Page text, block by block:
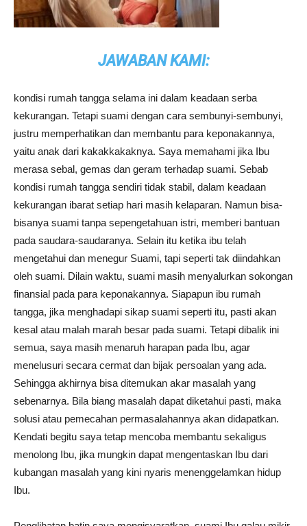
JAWABAN KAMI:
kondisi rumah tangga selama ini dalam keadaan serba
kekurangan. Tetapi suami dengan cara sembunyi-sembunyi,
justru memperhatikan dan membantu para keponakannya,
yaitu anak dari kakakkakaknya. Saya memahami jika Ibu
merasa sebal, gemas dan geram terhadap suami. Sebab
kondisi rumah tangga sendiri tidak stabil, dalam keadaan
kekurangan ibarat setiap hari masih kelaparan. Namun bisa-
bisanya suami tanpa sepengetahuan istri, memberi bantuan
pada saudara-saudaranya. Selain itu ketika ibu telah
mengetahui dan menegur Suami, tapi seperti tak diindahkan
oleh suami. Dilain waktu, suami masih menyalurkan sokongan
finansial pada para keponakannya. Siapapun ibu rumah
tangga, jika menghadapi sikap suami seperti itu, pasti akan
kesal atau malah marah besar pada suami. Tetapi dibalik ini
semua, saya masih menaruh harapan pada Ibu, agar
menelusuri secara cermat dan bijak persoalan yang ada.
Sehingga akhirnya bisa ditemukan akar masalah yang
sebenarnya. Bila biang masalah dapat diketahui pasti, maka
solusi atau pemecahan permasalahannya akan didapatkan.
Kendati begitu saya tetap mencoba membantu sekaligus
menolong Ibu, jika mungkin dapat mengentaskan Ibu dari
kubangan masalah yang kini nyaris menenggelamkan hidup
Ibu.